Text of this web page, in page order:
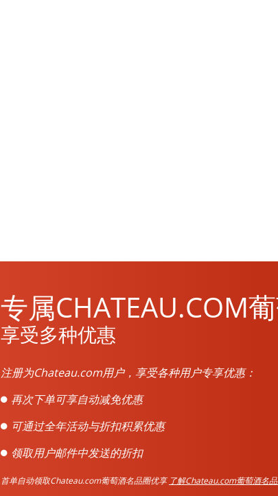
专属CHATEAU.COM
享受多种优惠
注册为Chateau.com用户，享受各种用户专享优惠：
再次下单可享自动减免优惠
可通过全年活动与折扣积累优惠
领取用户邮件中发送的折扣
首单自动领取Chateau.com葡萄酒名品圈优享 了解Chateau.com葡萄酒名